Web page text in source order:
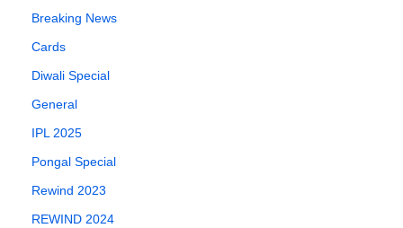
Breaking News
Cards
Diwali Special
General
IPL 2025
Pongal Special
Rewind 2023
REWIND 2024